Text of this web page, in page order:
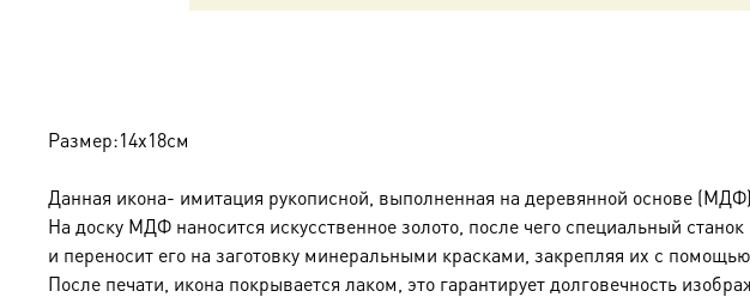
Размер:14х18см
Данная икона- имитация рукописной, выполненная на деревянной основе
На доску МДФ наносится искусственное золото, после чего специальный
и переносит его на заготовку минеральными красками, закрепляя их с
После печати, икона покрывается лаком, это гарантирует долговечность